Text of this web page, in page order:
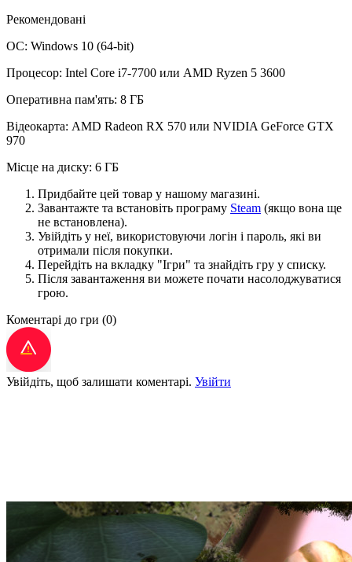
Рекомендовані
ОС: Windows 10 (64-bit)
Процесор: Intel Core i7-7700 или AMD Ryzen 5 3600
Оперативна пам'ять: 8 ГБ
Відеокарта: AMD Radeon RX 570 или NVIDIA GeForce GTX
970
Місце на диску: 6 ГБ
Придбайте цей товар у нашому магазині.
Завантажте та встановіть програму Steam (якщо вона ще
не встановлена).
Увійдіть у неї, використовуючи логін і пароль, які ви
отримали після покупки.
Перейдіть на вкладку "Ігри" та знайдіть гру у списку.
Після завантаження ви можете почати насолоджуватися
грою.
Коментарі до гри (0)
Увійдіть, щоб залишати коментарі. Увійти